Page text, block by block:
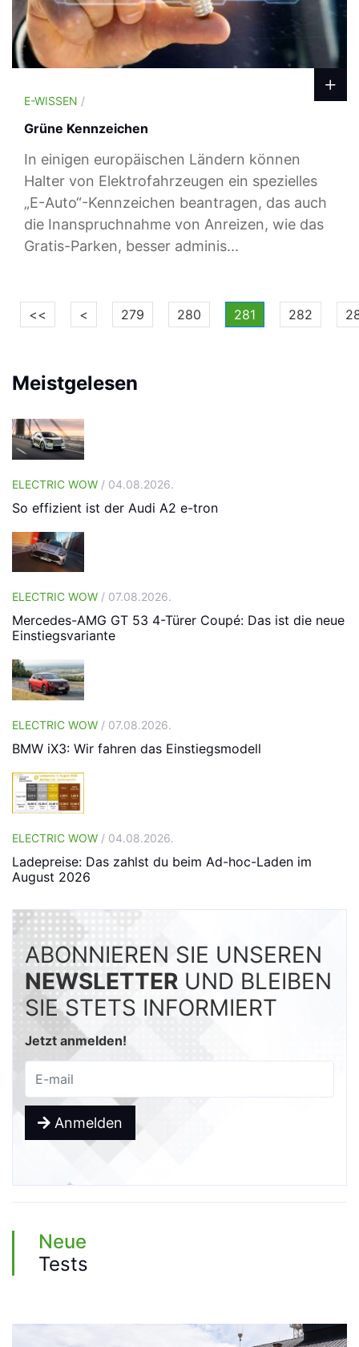
E-WISSEN /
Grüne Kennzeichen
In einigen europäischen Ländern können
Halter von Elektrofahrzeugen ein spezielles
„E-Auto“-Kennzeichen beantragen, das auch
die Inanspruchnahme von Anreizen, wie das
Gratis-Parken, besser adminis...
<< < 279 280 281 282
Meistgelesen
ELECTRIC WOW / 04.08.2026.
So effizient ist der Audi A2 e-tron
ELECTRIC WOW / 07.08.2026.
Mercedes-AMG GT 53 4-Türer Coupé: Das ist die neue
Einstiegsvariante
ELECTRIC WOW / 07.08.2026.
BMW iX3: Wir fahren das Einstiegsmodell
ELECTRIC WOW / 04.08.2026.
Ladepreise: Das zahlst du beim Ad-hoc-Laden im
August 2026
ABONNIEREN SIE UNSEREN
NEWSLETTER UND BLEIBEN
SIE STETS INFORMIERT
Jetzt anmelden!
Anmelden
Neue
Tests